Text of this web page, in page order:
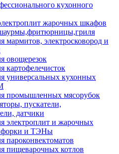
кухонного
жарочных шкафов
мармитов, электросковород и
овощерезок
картофелечисток
универсальных кухонных
промышленных мясорубок
пускатели,
датчики
электроплит и жарочных
и ТЭНы
пароконвектоматов
пищеварочных котлов